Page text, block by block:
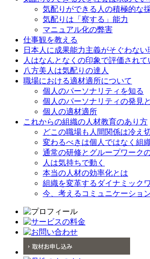
気配りができる人の積極的な
気配りは「察する」能力
マニュアル化の弊害
仕事観を教える
日本人に成果能力主義がそぐわない
人はなんとなくの印象で評価されて
八方美人は気配りの達人
職場における適材適所について
個人のパーソナリティを知る
個人のパーソナリティの発見
個人の適材適所
これからの組織の人材教育のあり方
どこの職場も人間関係は冷え
変わるべきは個人ではなく組
通常の研修とグループワーク
人は気持ちで動く
本当の人材の効率化とは
組織を変革するダイナミック
今、考えるコミュニケーショ